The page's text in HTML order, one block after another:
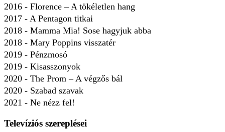
2016 - Florence – A tökéletlen hang
2017 - A Pentagon titkai
2018 - Mamma Mia! Sose hagyjuk abba
2018 - Mary Poppins visszatér
2019 - Pénzmosó
2019 - Kisasszonyok
2020 - The Prom – A végzős bál
2020 - Szabad szavak
2021 - Ne nézz fel!
Televíziós szereplései